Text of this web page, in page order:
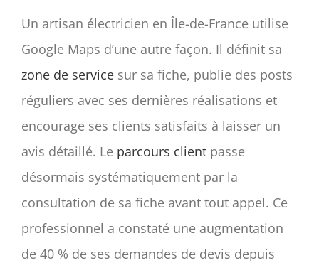
Un artisan électricien en Île-de-France utilise
Google Maps d’une autre façon. Il définit sa
zone de service sur sa fiche, publie des posts
réguliers avec ses dernières réalisations et
encourage ses clients satisfaits à laisser un
avis détaillé. Le parcours client passe
désormais systématiquement par la
consultation de sa fiche avant tout appel. Ce
professionnel a constaté une augmentation
de 40 % de ses demandes de devis depuis